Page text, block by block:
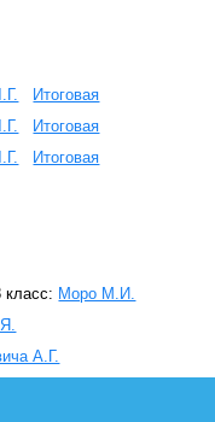
Итоговая
Итоговая
Итоговая
Моро М.И.
А.Г.